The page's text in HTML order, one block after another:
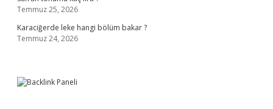
Temmuz 25, 2026
Karaciğerde leke hangi bölüm bakar ?
Temmuz 24, 2026